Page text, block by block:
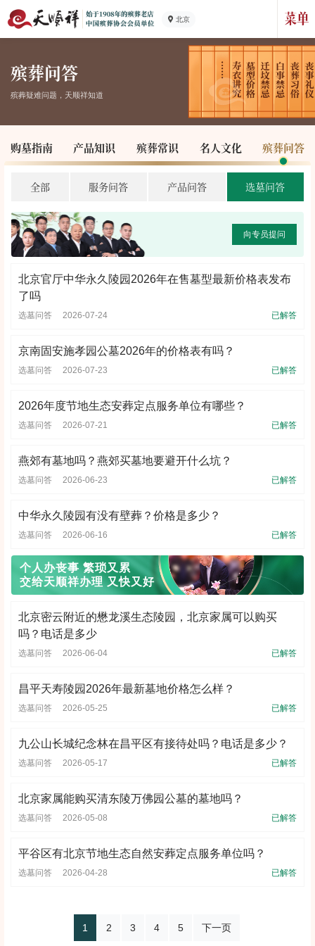
北京
殡葬问答
殡葬疑难问题，天顺祥知道
购墓指南 产品知识 殡葬常识 名人文化 殡葬问答
全部 服务问答 产品问答 选墓问答
向专员提问
北京官厅中华永久陵园2026年在售墓型最新价格表发布
了吗
选墓问答 2026-07-24 已解答
京南固安施孝园公墓2026年的价格表有吗？
选墓问答 2026-07-23 已解答
2026年度节地生态安葬定点服务单位有哪些？
选墓问答 2026-07-21 已解答
燕郊有墓地吗？燕郊买墓地要避开什么坑？
选墓问答 2026-06-23 已解答
中华永久陵园有没有壁葬？价格是多少？
选墓问答 2026-06-16 已解答
个人办丧事 繁琐又累
交给天顺祥办理 又快又好
北京密云附近的懋龙溪生态陵园，北京家属可以购买
吗？电话是多少
选墓问答 2026-06-04 已解答
昌平天寿陵园2026年最新墓地价格怎么样？
选墓问答 2026-05-25 已解答
九公山长城纪念林在昌平区有接待处吗？电话是多少？
选墓问答 2026-05-17 已解答
北京家属能购买清东陵万佛园公墓的墓地吗？
选墓问答 2026-05-08 已解答
平谷区有北京节地生态自然安葬定点服务单位吗？
选墓问答 2026-04-28 已解答
1 2 3 4 5 下一页